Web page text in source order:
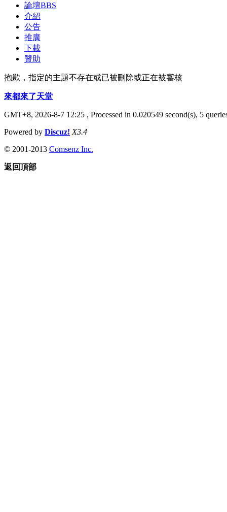
論壇BBS
介紹
公告
推廣
下載
贊助
抱歉，指定的主題不存在或已被刪除或正在被審核
來都來了天堂
GMT+8, 2026-8-7 12:25 , Processed in 0.020549 second(s), 5
Powered by Discuz! X3.4
© 2001-2013 Comsenz Inc.
返回頂部